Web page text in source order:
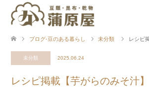
ブログ-豆のある暮らし 未分類 レシピ
未分類 2025.06.24
レシピ掲載【芋がらのみそ汁】